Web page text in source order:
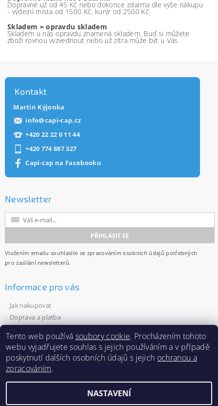
Dopravné už od 45 Kč nebo dokonce zdarma dle výše nákupu
- výdejní místa od 1500 Kč, kurýr od 2500 Kč.
Skladem = opravdu skladem
Skladem u nás opravdu znamená skladem. Buď si můžete
zboží rovnou vyzvednout nebo už zítra může být u Vás.
Kontakt
Martin Kýjonka
info@capi-cap.cz
+420 22 22 0 11 44
+420 774 887 327
Capi-cap na Facebooku
Newsletter
Vložením emailu souhlasíte se zpracováním osobních údajů potřebných
pro zasílání newsletterů.
Informace pro vás
Jak nakupovat
Doprava a platba
Ochrana osobních údajů
Velkoobchod
Zásady používání souborů cookies
Tento web používá soubory cookie. Procházením tohoto
webu vyjadřujete souhlas s jejich používáním a v případě
poskytnutí dalších osobních údajů s jejich ochranou a
zpracováním.
NASTAVENÍ